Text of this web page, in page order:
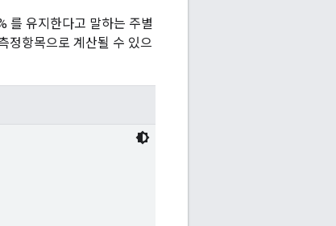
를 유지한다고 말하는 주별
정항목으로 계산될 수 있으